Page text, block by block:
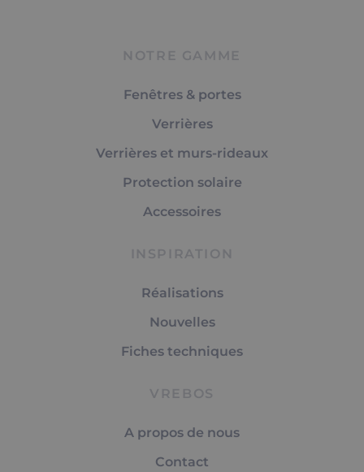
NOTRE GAMME
Fenêtres & portes
Verrières
Verrières et murs-rideaux
Protection solaire
Accessoires
INSPIRATION
Réalisations
Nouvelles
Fiches techniques
VREBOS
A propos de nous
Contact